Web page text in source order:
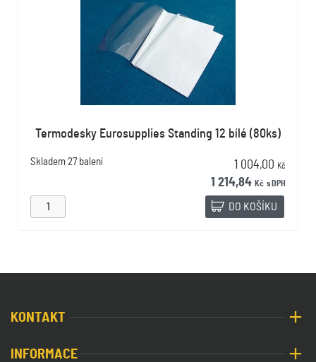
Termodesky Eurosupplies Standing 12 bílé (80ks)
Skladem 27 balení 1 004,00 Kč
1 214,84 Kč s DPH
DO KOŠÍKU
KONTAKT
INFORMACE